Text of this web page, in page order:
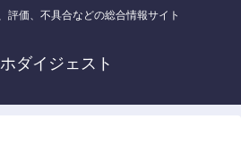
評価、不具合などの総合情報サイト
ダイジェスト